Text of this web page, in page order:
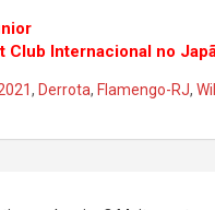
Club Internacional no
, Derrota, Flamengo-RJ,